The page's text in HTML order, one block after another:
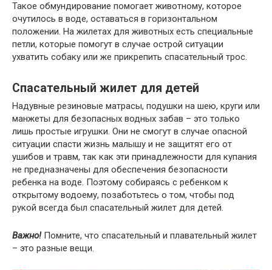
Такое обмундирование помогает животному, которое
очутилось в воде, оставаться в горизонтальном
положении. На жилетах для животных есть специальные
петли, которые помогут в случае острой ситуации
ухватить собаку или же прикрепить спасательный трос.
Спасательный жилет для детей
Надувные резиновые матрасы, подушки на шею, круги или
манжеты для безопасных водных забав – это только
лишь простые игрушки. Они не смогут в случае опасной
ситуации спасти жизнь малышу и не защитят его от
ушибов и травм, так как эти принадлежности для купания
не предназначены для обеспечения безопасности
ребенка на воде. Поэтому собираясь с ребенком к
открытому водоему, позаботьтесь о том, чтобы под
рукой всегда был спасательный жилет для детей.
Важно! Помните, что спасательный и плавательный жилет
– это разные вещи.